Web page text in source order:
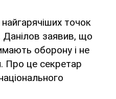
точок
Данілов заявив, що
оборону і не
Про це секретар